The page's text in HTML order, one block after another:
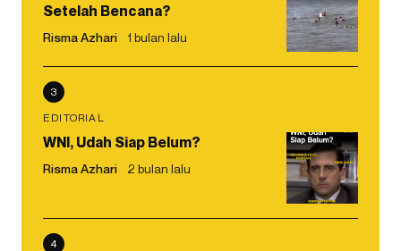
Setelah Bencana?
Risma Azhari 1 bulan lalu
3
EDITORIAL
WNI, Udah Siap Belum?
Risma Azhari 2 bulan lalu
4